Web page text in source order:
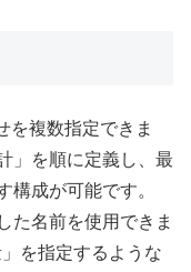
を複数指定できま
」を順に定義し、最
構成が可能です。
た名前を使用できま
を指定するような